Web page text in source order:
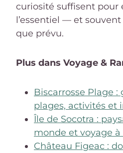
curiosité suffisent pour
l’essentiel — et
que prévu.
Plus dans Voyage &
Biscarrosse Plage
plages, activités et
Île de Socotra :
monde et voyage
Château Figeac :